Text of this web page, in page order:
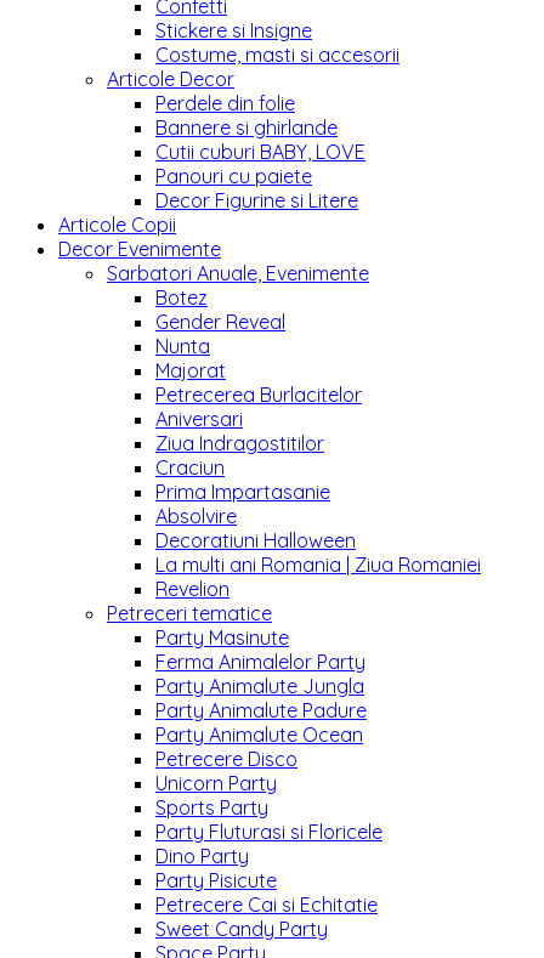
Confetti
Stickere si Insigne
Costume, masti si accesorii
Articole Decor
Perdele din folie
Bannere si ghirlande
Cutii cuburi BABY, LOVE
Panouri cu paiete
Decor Figurine si Litere
Articole Copii
Decor Evenimente
Sarbatori Anuale, Evenimente
Botez
Gender Reveal
Nunta
Majorat
Petrecerea Burlacitelor
Aniversari
Ziua Indragostitilor
Craciun
Prima Impartasanie
Absolvire
Decoratiuni Halloween
La multi ani Romania | Ziua Romaniei
Revelion
Petreceri tematice
Party Masinute
Ferma Animalelor Party
Party Animalute Jungla
Party Animalute Padure
Party Animalute Ocean
Petrecere Disco
Unicorn Party
Sports Party
Party Fluturasi si Floricele
Dino Party
Party Pisicute
Petrecere Cai si Echitatie
Sweet Candy Party
Space Party